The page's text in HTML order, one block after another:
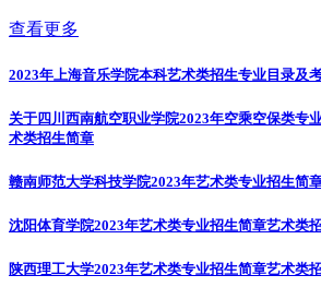
查看更多
2023年上海音乐学院本科艺术类招生专业目录及
关于四川西南航空职业学院2023年空乘空保类专
术类招生简章
赣南师范大学科技学院2023年艺术类专业招生简
沈阳体育学院2023年艺术类专业招生简章艺术类
陕西理工大学2023年艺术类专业招生简章艺术类